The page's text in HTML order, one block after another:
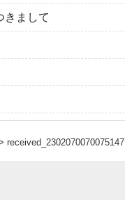
きまして
received_2302070070075147